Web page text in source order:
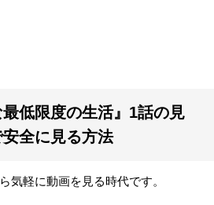
最低限度の生活』1話の見
全に見る方法
気軽に動画を見る時代です。